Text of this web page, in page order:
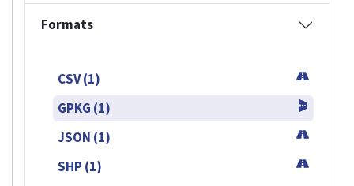
Formats
CSV (1)
GPKG (1)
JSON (1)
SHP (1)